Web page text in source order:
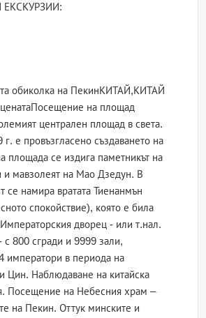
обиколка на ПекинКИТАЙ,КИТАЙ
на площад
централен площад в света.
е провъзгласено създаването на
площада се издига паметникът на
и мавзолеят на Мао Дзедун. В
се намира вратата Тиенанмън
спокойствие), която е била
дворец - или т.нал.
с 800 сгради и 9999 зали,
императори в периода на
Цин. Наблюдаване на китайска
Посещение на Небесния храм –
на Пекин. Оттук минските и